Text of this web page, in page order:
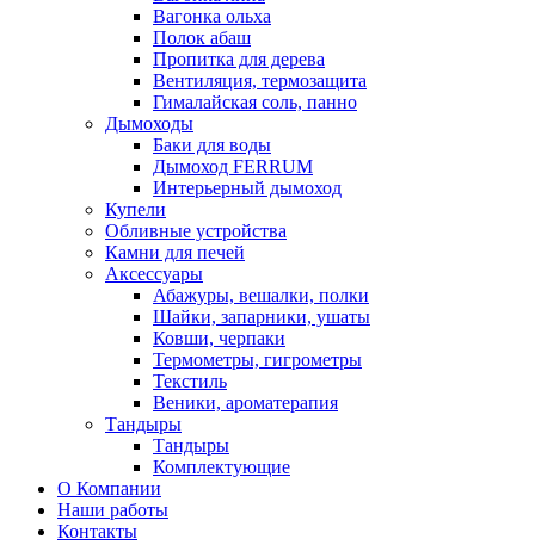
Вагонка ольха
Полок абаш
Пропитка для дерева
Вентиляция, термозащита
Гималайская соль, панно
Дымоходы
Баки для воды
Дымоход FERRUM
Интерьерный дымоход
Купели
Обливные устройства
Камни для печей
Аксессуары
Абажуры, вешалки, полки
Шайки, запарники, ушаты
Ковши, черпаки
Термометры, гигрометры
Текстиль
Веники, ароматерапия
Тандыры
Тандыры
Комплектующие
О Компании
Наши работы
Контакты